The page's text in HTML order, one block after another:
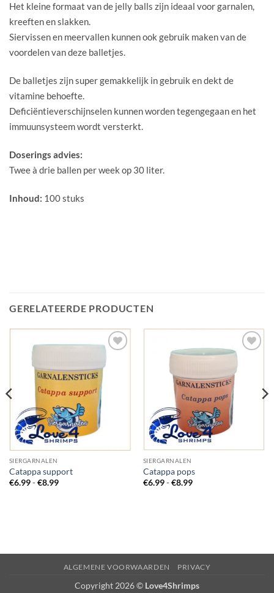
Het kleine formaat van de jelly balls zijn ideaal voor garnalen,
kreeften en slakken.
Siervissen en meervallen kunnen ook gebruik maken van de
voordelen van deze balletjes.
De balletjes zijn super gemakkelijk in gebruik en dekt de
vitamine behoefte.
Deficiëntieverschijnselen kunnen worden tegengegaan en het
immuunsysteem wordt versterkt.
Doserings advies:
Twee à drie ballen per week op 30 liter.
Inhoud: 100 stuks
GERELATEERDE PRODUCTEN
Wishlist
SIERGARNALEN
Catappa support
€6.99 - €8.99Prijsklasse:
Add to
Wishlist
SIERGARNALEN
Catappa pops
€6.99 - €8.99Prijsklasse:
ALGEMENE VOORWAARDEN PRIVACY
Copyright 2026 © Love4Shrimps